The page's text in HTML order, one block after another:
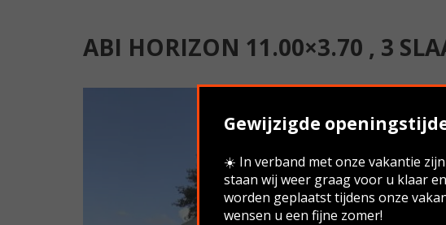
ABI HORIZON 11.00×3.70 , 3
Gewijzigde
☀️ In verband met onze vakantie
staan wij weer graag voor u klaar
worden geplaatst tijdens onze
wensen u een fijne zomer!